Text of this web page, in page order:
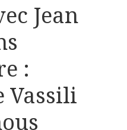
Jean
:
Vassili